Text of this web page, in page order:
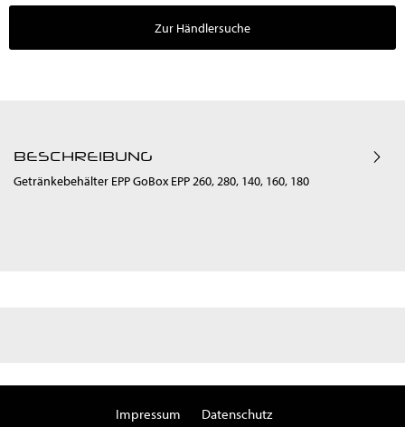
Zur Händlersuche
BESCHREIBUNG
Getränkebehälter EPP GoBox EPP 260, 280, 140, 160, 180
Impressum Datenschutz